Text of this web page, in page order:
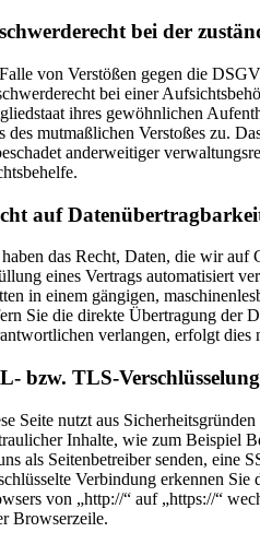
bei der
von Verstößen gegen die
bei einer
ihres gewöhnlichen
des mutmaßlichen Verstoßes zu.
anderweitiger
auf
das Recht, Daten, die wir
eines Vertrags automatisiert
in einem gängigen,
Sie die direkte Übertragung der
verlangen, erfolgt dies
bzw. TLS-Verschlüsselung
Seite nutzt aus
Inhalte, wie zum Beispiel
als Seitenbetreiber senden, eine
Verbindung erkennen Sie
von „http://“ auf „https://“
Browserzeile.